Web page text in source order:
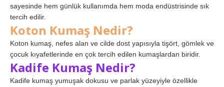
sayesinde hem günlük kullanımda hem moda endüstrisinde sık
tercih edilir.
Koton Kumaş Nedir?
Koton kumaş, nefes alan ve cilde dost yapısıyla tişört, gömlek ve
çocuk kıyafetlerinde en çok tercih edilen kumaşlardan biridir.
Kadife Kumaş Nedir?
Kadife kumaş yumuşak dokusu ve parlak yüzeyiyle özellikle